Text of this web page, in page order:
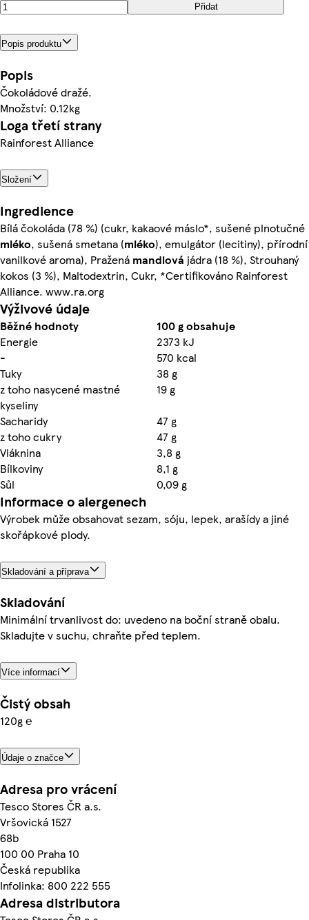
Přidat
Popis produktu
Popis
Čokoládové dražé.
Množství: 0.12kg
Loga třetí strany
Rainforest Alliance
Složení
Ingredience
Bílá čokoláda (78 %) (cukr, kakaové máslo*, sušené plnotučné
mléko, sušená smetana (mléko), emulgátor (lecitiny), přírodní
vanilkové aroma), Pražená mandlová jádra (18 %), Strouhaný
kokos (3 %), Maltodextrin, Cukr, *Certifikováno Rainforest
Alliance. www.ra.org
Výživové údaje
Běžné hodnoty
100 g obsahuje
Energie
2373 kJ
-
570 kcal
Tuky
38 g
z toho nasycené mastné
kyseliny
19 g
Sacharidy
47 g
z toho cukry
47 g
Vláknina
3,8 g
Bílkoviny
8,1 g
Sůl
0,09 g
Informace o alergenech
Výrobek může obsahovat sezam, sóju, lepek, arašídy a jiné
skořápkové plody.
Skladování a příprava
Skladování
Minimální trvanlivost do: uvedeno na boční straně obalu.
Skladujte v suchu, chraňte před teplem.
Více informací
Čistý obsah
120g ℮
Údaje o značce
Adresa pro vrácení
Tesco Stores ČR a.s.
Vršovická 1527
68b
100 00 Praha 10
Česká republika
Infolinka: 800 222 555
Adresa distributora